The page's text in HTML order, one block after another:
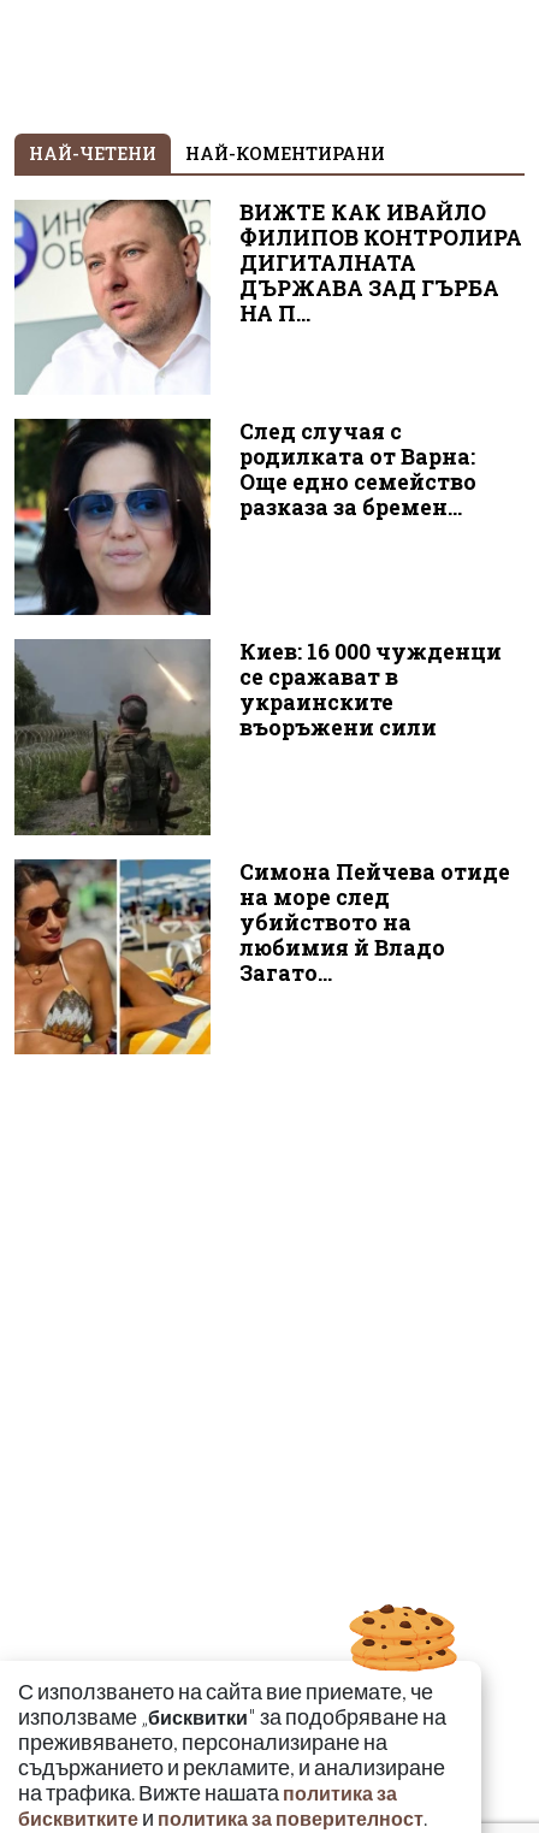
НАЙ-ЧЕТЕНИ НАЙ-КОМЕНТИРАНИ
ВИЖТЕ КАК ИВАЙЛО
ФИЛИПОВ КОНТРОЛИРА
ДИГИТАЛНАТА
ДЪРЖАВА ЗАД ГЪРБА
НА П...
След случая с
родилката от Варна:
Още едно семейство
разказа за бремен...
Киев: 16 000 чужденци
се сражават в
украинските
въоръжени сили
Симона Пейчева отиде
на море след
убийството на
любимия й Владо
Загато...
С използването на сайта вие приемате, че
използваме „бисквитки" за подобряване на
преживяването, персонализиране на
съдържанието и рекламите, и анализиране
на трафика. Вижте нашата политика за
бисквитките и политика за поверителност.